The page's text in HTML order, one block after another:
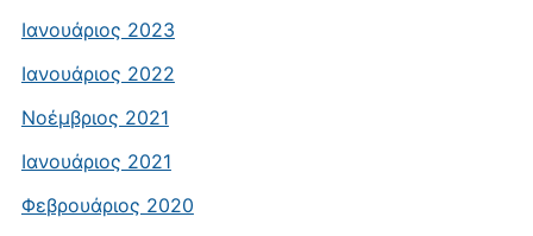
Ιανουάριος 2023
Ιανουάριος 2022
Νοέμβριος 2021
Ιανουάριος 2021
Φεβρουάριος 2020